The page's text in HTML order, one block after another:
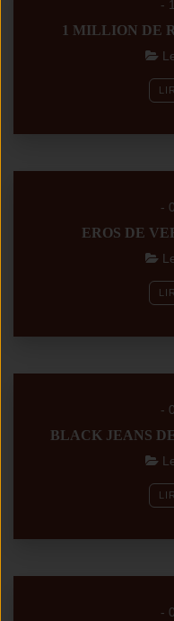
-
1 MILLION DE
-
EROS DE
-
BLACK JEANS
-